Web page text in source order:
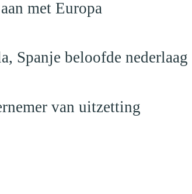
met Europa
Spanje beloofde nederlaag
van uitzetting